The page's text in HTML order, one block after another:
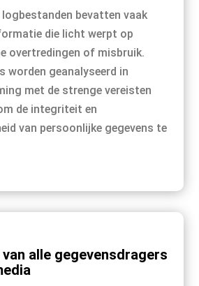
logbestanden bevatten vaak
die licht werpt op
overtredingen of misbruik.
worden geanalyseerd in
met de strenge vereisten
de integriteit en
van persoonlijke gegevens te
alle gegevensdragers